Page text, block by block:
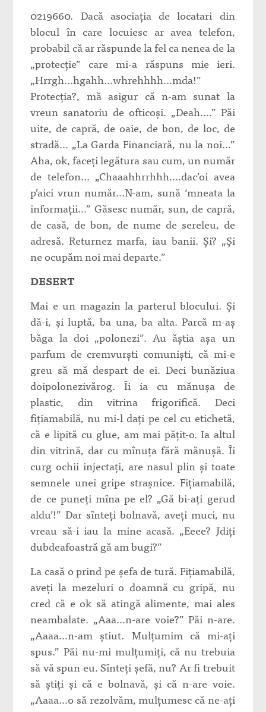
0219660. Dacă asociaţia de locatari din
blocul în care locuiesc ar avea telefon,
probabil că ar răspunde la fel ca nenea de la
„protecţie” care mi-a răspuns mie ieri.
„Hrrgh…hgahh…whrehhhh…mda!”
Protecţia?, mă asigur că n-am sunat la
vreun sanatoriu de ofticoşi. „Deah….” Păi
uite, de capră, de oaie, de bon, de loc, de
stradă… „La Garda Financiară, nu la noi…”
Aha, ok, faceţi legătura sau cum, un număr
de telefon… „Chaaahhrrhhh….dac’oi avea
p’aici vrun număr…N-am, sună ‘mneata la
informaţii…” Găsesc număr, sun, de capră,
de casă, de bon, de nume de sereleu, de
adresă. Returnez marfa, iau banii. Şi? „Şi
ne ocupăm noi mai departe.”
DESERT
Mai e un magazin la parterul blocului. Şi
dă-i, şi luptă, ba una, ba alta. Parcă m-aş
băga la doi „polonezi”. Au ăştia aşa un
parfum de cremvurşti comunişti, că mi-e
greu să mă despart de ei. Deci bunăziua
doipolonezivărog. Îi ia cu mănuşa de
plastic, din vitrina frigorifică. Deci
fiţiamabilă, nu mi-l daţi pe cel cu etichetă,
că e lipită cu glue, am mai păţit-o. Ia altul
din vitrină, dar cu mînuţa fără mănuşă. Îi
curg ochii injectaţi, are nasul plin şi toate
semnele unei gripe straşnice. Fiţiamabilă,
de ce puneţi mîna pe el? „Gă bi-aţi gerud
aldu’!” Dar sînteţi bolnavă, aveţi muci, nu
vreau să-i iau la mine acasă. „Eeee? Jdiţi
dubdeafoastră gă am bugi?”
La casă o prind pe şefa de tură. Fiţiamabilă,
aveţi la mezeluri o doamnă cu gripă, nu
cred că e ok să atingă alimente, mai ales
neambalate. „Aaa…n-are voie?” Păi n-are.
„Aaaa…n-am ştiut. Mulţumim că mi-aţi
spus.” Păi nu-mi mulţumiţi, că nu trebuia
să vă spun eu. Sînteţi şefă, nu? Ar fi trebuit
să ştiţi şi că e bolnavă, şi că n-are voie.
„Aaaa…o să rezolvăm, mulţumesc că ne-aţi